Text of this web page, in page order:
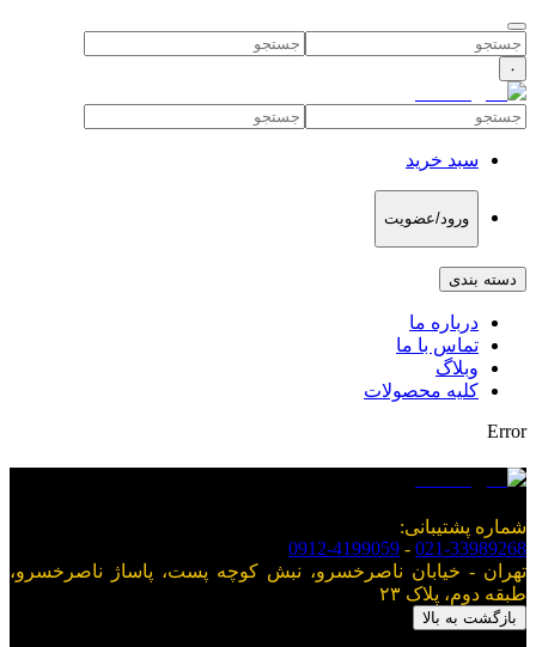
۰
سبد خرید
ورود/عضویت
دسته بندی
درباره ما
تماس با ما
وبلاگ
کلیه محصولات
Error
شماره پشتیبانی:
021-33989268
-
0912-4199059
تهران - خیابان ناصرخسرو، نبش کوچه پست، پاساژ ناصرخسرو،
طبقه دوم، پلاک ۲۳
بازگشت به بالا